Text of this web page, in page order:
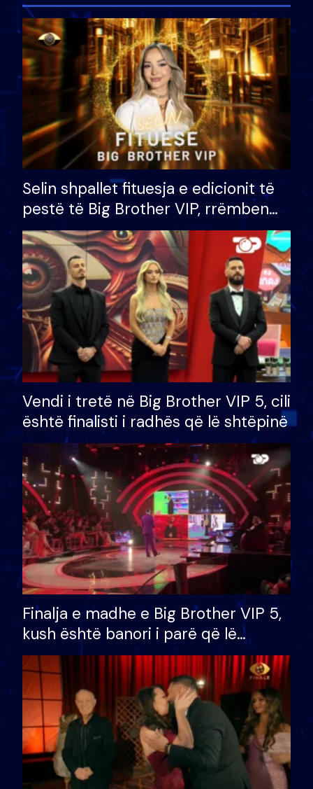
Selin shpallet fituesja e edicionit të
pestë të Big Brother VIP, rrëmben
çmimin e madh prej 100 mijë eurosh
Vendi i tretë në Big Brother VIP 5, cili
është finalisti i radhës që lë shtëpinë
Finalja e madhe e Big Brother VIP 5,
kush është banori i parë që lë
shtëpinë dhe humb mundësinë për
të fituar çmimin e madh